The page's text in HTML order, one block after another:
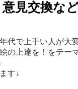
見交換な
代で上手い人が大
の上達を！をテー
す↓